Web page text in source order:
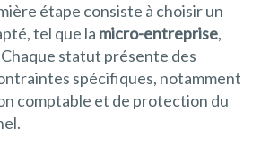
étape consiste à choisir un
tel que la micro-entreprise,
Chaque statut présente des
spécifiques, notamment
comptable et de protection du